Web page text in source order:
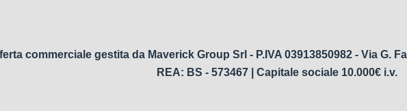
commerciale gestita da Maverick Group Srl - P.IVA 03913850982 - Via G.
REA: BS - 573467 | Capitale sociale 10.000€ i.v.